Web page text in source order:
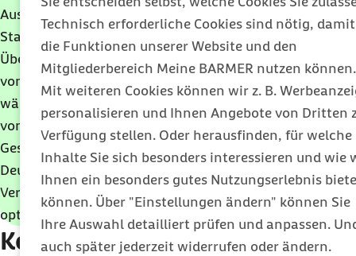
Technisch erforderliche Cookies sind nötig, damit
die Funktionen unserer Website und den
Mitgliederbereich Meine BARMER nutzen können.
Mit weiteren Cookies können wir z. B.
personalisieren und Ihnen Angebote von Dritten
Verfügung stellen. Oder herausfinden, für welche
Inhalte Sie sich besonders interessieren und wie
Ihnen ein besonders gutes Nutzungserlebnis
können. Über "Einstellungen ändern" können Sie
Ihre Auswahl detailliert prüfen und anpassen.
auch später jederzeit widerrufen oder ändern.
Auswahl von 17 bis 25 der heute über 140
Standorte könnte die
Überlebenswahrscheinlichkeit bei diesem Eingriff
von 89,1 auf bis zu 93,6 Prozent erhöhen. Hierfür
wäre eine zusätzliche durchschnittliche Fahrzeit
von lediglich 14 Minuten notwendig. Für die
Gesamtheit der Patientinnen und Patienten in
Deutschland wäre eine solche
Versorgungslandschaft für diese Behandlung
optimal.
Konzentration ist der